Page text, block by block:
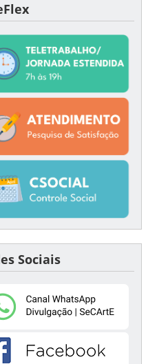
Sociais